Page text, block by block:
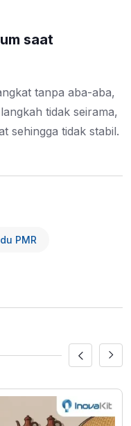
saat
tanpa aba-aba,
tidak seirama,
sehingga tidak stabil.
PMR